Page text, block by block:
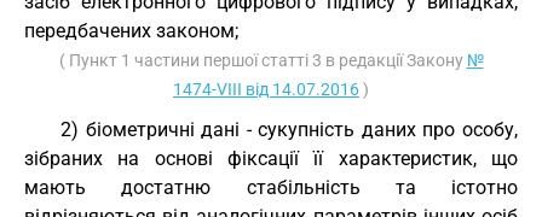
передбачених законом;
( Пункт 1 частини першої статті 3 в редакції Закону №
1474-VIII від 14.07.2016)
2) біометричні дані - сукупність даних про особу,
зібраних на основі фіксації її характеристик, що
мають достатню стабільність та істотно